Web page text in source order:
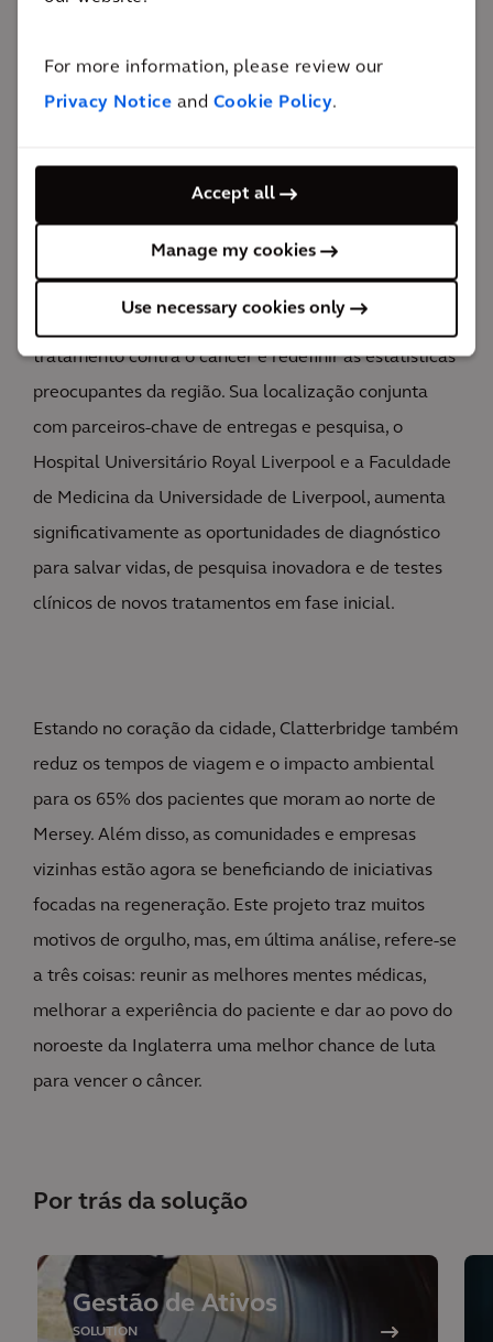
For more information, please review our
Privacy Notice and Cookie Policy.
Accept all
Manage my cookies
Use necessary cookies only
£8 milhões
Cumprindo uma promessa
O primeiro hospital dedicado a câncer de Liverpool é
um compromisso espetacular em transformar o
tratamento contra o câncer e redefinir as estatísticas
preocupantes da região. Sua localização conjunta
com parceiros-chave de entregas e pesquisa, o
Hospital Universitário Royal Liverpool e a Faculdade
de Medicina da Universidade de Liverpool, aumenta
significativamente as oportunidades de diagnóstico
para salvar vidas, de pesquisa inovadora e de testes
clínicos de novos tratamentos em fase inicial.
Estando no coração da cidade, Clatterbridge também
reduz os tempos de viagem e o impacto ambiental
para os 65% dos pacientes que moram ao norte de
Mersey. Além disso, as comunidades e empresas
vizinhas estão agora se beneficiando de iniciativas
focadas na regeneração. Este projeto traz muitos
motivos de orgulho, mas, em última análise, refere-se
a três coisas: reunir as melhores mentes médicas,
melhorar a experiência do paciente e dar ao povo do
noroeste da Inglaterra uma melhor chance de luta
para vencer o câncer.
Por trás da solução
Gestão de Ativos
SOLUTION